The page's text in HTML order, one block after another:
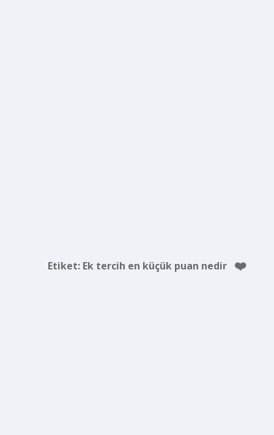
Etiket: Ek tercih en küçük puan nedir